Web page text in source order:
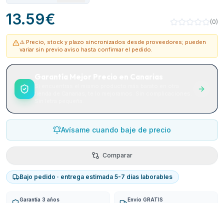
13.59€ (0)
⚠️ Precio, stock y plazo sincronizados desde proveedores; pueden
variar sin previo aviso hasta confirmar el pedido.
Avísame cuando baje de precio
Comparar
Bajo pedido · entrega estimada 5-7 días laborables
Garantía 3 años Envío GRATIS